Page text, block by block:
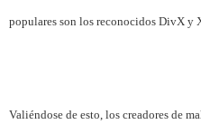
populares son los reconocidos DivX y
Valiéndose de esto, los creadores de